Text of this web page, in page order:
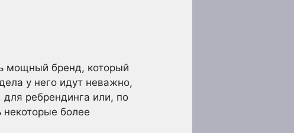
мощный бренд, который
у него идут неважно,
ребрендинга или, по
некоторые более